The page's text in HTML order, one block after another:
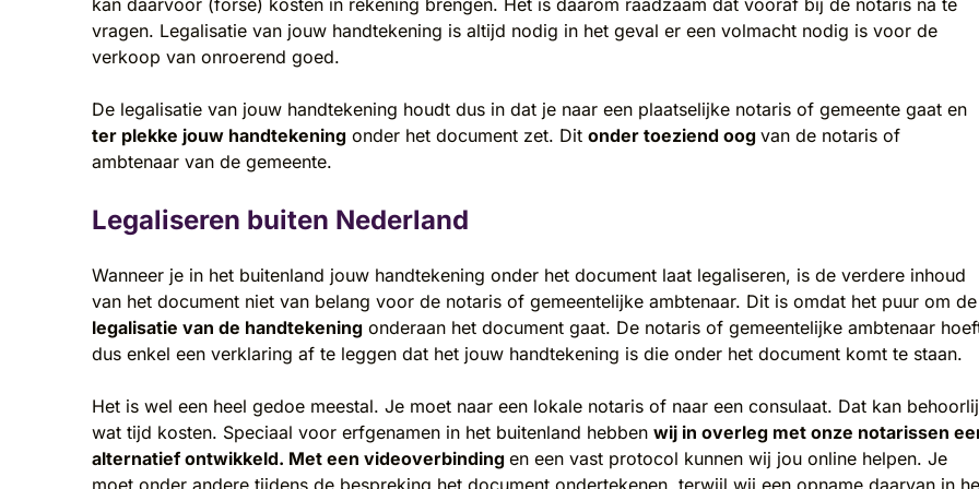
kan daarvoor (forse) kosten in rekening brengen. Het is daarom raadzaam dat vooraf bij de notaris na te
vragen. Legalisatie van jouw handtekening is altijd nodig in het geval er een volmacht nodig is voor de
verkoop van onroerend goed.
De legalisatie van jouw handtekening houdt dus in dat je naar een plaatselijke notaris of gemeente gaat en
ter plekke jouw handtekening onder het document zet. Dit onder toeziend oog van de notaris of
ambtenaar van de gemeente.
Legaliseren buiten Nederland
Wanneer je in het buitenland jouw handtekening onder het document laat legaliseren, is de verdere inhoud
van het document niet van belang voor de notaris of gemeentelijke ambtenaar. Dit is omdat het puur om de
legalisatie van de handtekening onderaan het document gaat. De notaris of gemeentelijke ambtenaar
dus enkel een verklaring af te leggen dat het jouw handtekening is die onder het document komt te staan.
Het is wel een heel gedoe meestal. Je moet naar een lokale notaris of naar een consulaat. Dat kan
wat tijd kosten. Speciaal voor erfgenamen in het buitenland hebben wij in overleg met onze notarissen
alternatief ontwikkeld. Met een videoverbinding en een vast protocol kunnen wij jou online helpen. Je